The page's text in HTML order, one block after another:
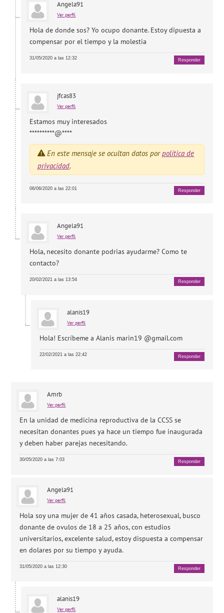
Angela91
Ver perfil
Hola de donde sos? Yo ocupo donante. Estoy dipuesta a
compensar por el tiempo y la molestia
31/05/2020 a las 12:32 Responder
jfcas83
Ver perfil
Estamos muy interesados
**********@****
En este mensaje se ocultan datos porpolítica de
privacidad.
06/06/2020 a las 22:01 Responder
Angela91
Ver perfil
Hola, necesito donante podrias ayudarme? Como te
contacto?
20/02/2021 a las 13:54 Responder
alanis19
Ver perfil
Hola! Escríbeme a Alanis marin19 @gmail.com
22/02/2021 a las 22:42 Responder
Amrb
Ver perfil
En la unidad de medicina reproductiva de la CCSS se
necesitan donantes pues ya hace un tiempo fue inaugurada
y deben haber parejas necesitando.
30/05/2020 a las 7:03 Responder
Angela91
Ver perfil
Hola soy una mujer de 41 años casada, heterosexual, busco
donante de ovulos de 18 a 25 años, con estudios
universitarios, excelente salud, estoy dispuesta a compensar
en dolares por su tiempo y ayuda.
31/05/2020 a las 12:30 Responder
alanis19
Ver perfil